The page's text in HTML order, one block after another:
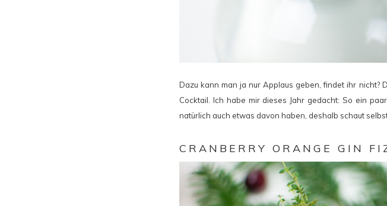
Dazu kann man ja nur Applaus geben, findet ihr
Cocktail. Ich habe mir dieses Jahr gedacht: So ein
natürlich auch etwas davon haben, deshalb schaut
CRANBERRY ORANGE GIN